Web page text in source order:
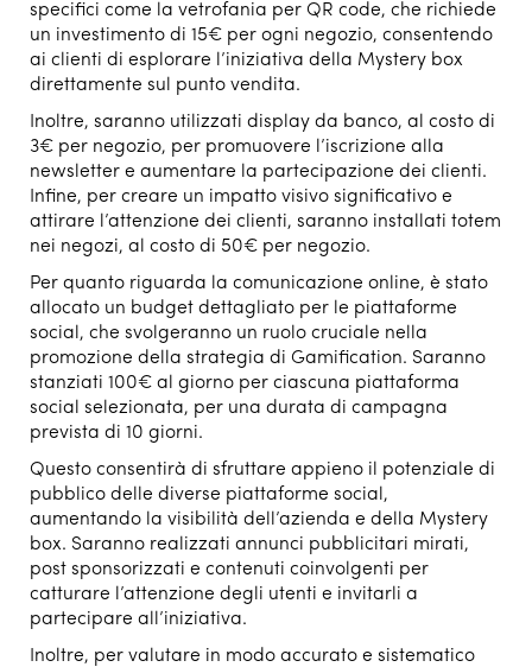
specifici come la vetrofania per QR code, che richiede
un investimento di 15€ per ogni negozio, consentendo
ai clienti di esplorare l’iniziativa della Mystery box
direttamente sul punto vendita.
Inoltre, saranno utilizzati display da banco, al costo di
3€ per negozio, per promuovere l’iscrizione alla
newsletter e aumentare la partecipazione dei clienti.
Infine, per creare un impatto visivo significativo e
attirare l’attenzione dei clienti, saranno installati totem
nei negozi, al costo di 50€ per negozio.
Per quanto riguarda la comunicazione online, è stato
allocato un budget dettagliato per le piattaforme
social, che svolgeranno un ruolo cruciale nella
promozione della strategia di Gamification. Saranno
stanziati 100€ al giorno per ciascuna piattaforma
social selezionata, per una durata di campagna
prevista di 10 giorni.
Questo consentirà di sfruttare appieno il potenziale di
pubblico delle diverse piattaforme social,
aumentando la visibilità dell’azienda e della Mystery
box. Saranno realizzati annunci pubblicitari mirati,
post sponsorizzati e contenuti coinvolgenti per
catturare l’attenzione degli utenti e invitarli a
partecipare all’iniziativa.
Inoltre, per valutare in modo accurato e sistematico